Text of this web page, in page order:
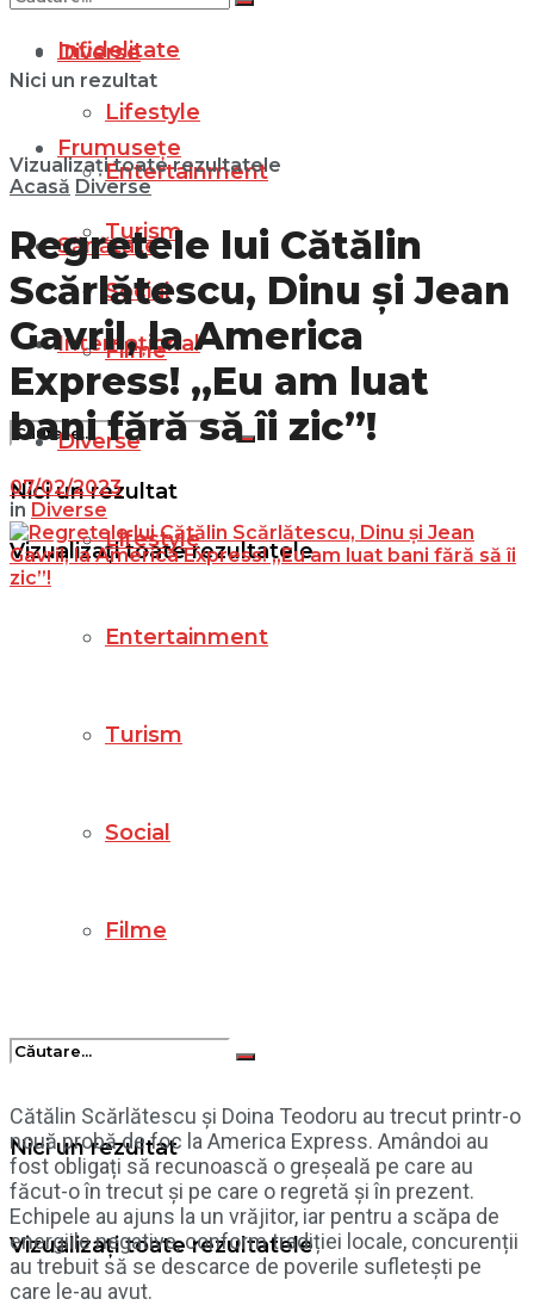
Diverse
Lifestyle
Entertainment
Turism
Social
Filme
Nici un rezultat
Vizualizați toate rezultatele
Infidelitate
Frumusețe
Sănătate
Internațional
Diverse
Lifestyle
Entertainment
Turism
Social
Filme
Nici un rezultat
Vizualizați toate rezultatele
Nici un rezultat
Vizualizați toate rezultatele
Acasă Diverse
Regretele lui Cătălin
Scărlătescu, Dinu și Jean
Gavril, la America
Express! „Eu am luat
bani fără să îi zic”!
07/02/2023
in Diverse
Cătălin Scărlătescu și Doina Teodoru au trecut printr-o
nouă probă de foc la America Express. Amândoi au
fost obligați să recunoască o greșeală pe care au
făcut-o în trecut și pe care o regretă și în prezent.
Echipele au ajuns la un vrăjitor, iar pentru a scăpa de
energiile negative, conform tradiției locale, concurenții
au trebuit să se descarce de poverile sufletești pe
care le-au avut.